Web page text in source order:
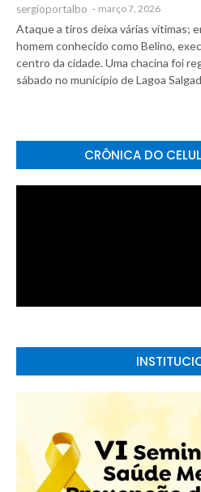
sergioportalbo - março 7, 2026
Ataque a tiros deixa várias vítimas;
homem conhecido como Belino,
centro da cidade. Uma chacina foi
sábado no município de Lagoa
CRÔNICA DO